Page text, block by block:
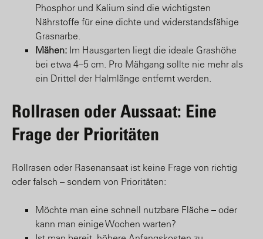
Phosphor und Kalium sind die wichtigsten
Nährstoffe für eine dichte und widerstandsfähige
Grasnarbe.
Mähen: Im Hausgarten liegt die ideale Grashöhe
bei etwa 4–5 cm. Pro Mähgang sollte nie mehr als
ein Drittel der Halmlänge entfernt werden.
Rollrasen oder Aussaat: Eine
Frage der Prioritäten
Rollrasen oder Rasenansaat ist keine Frage von richtig
oder falsch – sondern von Prioritäten:
Möchte man eine schnell nutzbare Fläche – oder
kann man einige Wochen warten?